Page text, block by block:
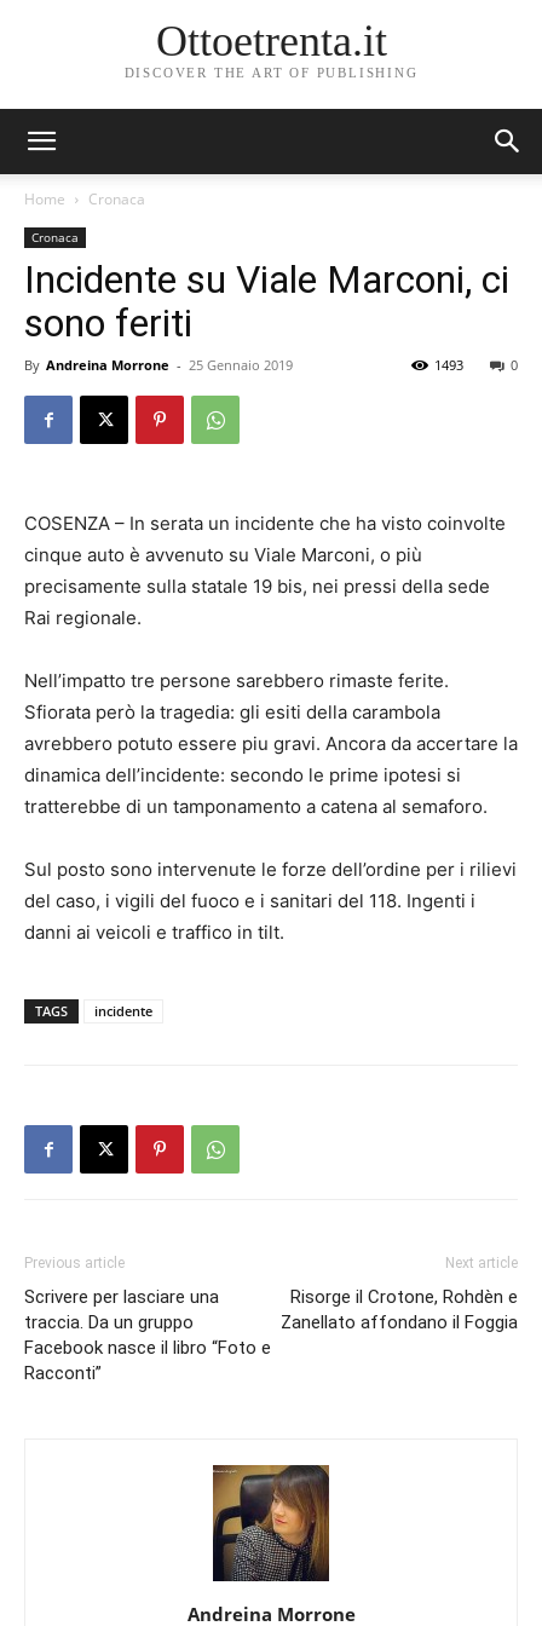
Ottoetrenta.it
DISCOVER THE ART OF PUBLISHING
Home Cronaca
Cronaca
Incidente su Viale Marconi, ci
sono feriti
By Andreina Morrone - 25 Gennaio 2019 0
1493
COSENZA – In serata un incidente che ha visto coinvolte
cinque auto è avvenuto su Viale Marconi, o più
precisamente sulla statale 19 bis, nei pressi della sede
Rai regionale.
Nell’impatto tre persone sarebbero rimaste ferite.
Sfiorata però la tragedia: gli esiti della carambola
avrebbero potuto essere piu gravi. Ancora da accertare la
dinamica dell’incidente: secondo le prime ipotesi si
tratterebbe di un tamponamento a catena al semaforo.
Sul posto sono intervenute le forze dell’ordine per i rilievi
del caso, i vigili del fuoco e i sanitari del 118. Ingenti i
danni ai veicoli e traffico in tilt.
TAGS incidente
Previous article
Scrivere per lasciare una
traccia. Da un gruppo
Facebook nasce il libro “Foto e
Racconti”
Next article
Risorge il Crotone, Rohdèn e
Zanellato affondano il Foggia
Andreina Morrone